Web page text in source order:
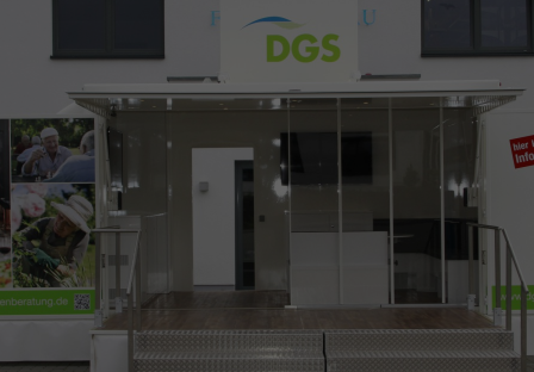
Der Eintrag "offcanvas-col3" existiert leider nicht.
Der Eintrag "offcanvas-col4" existiert leider nicht.